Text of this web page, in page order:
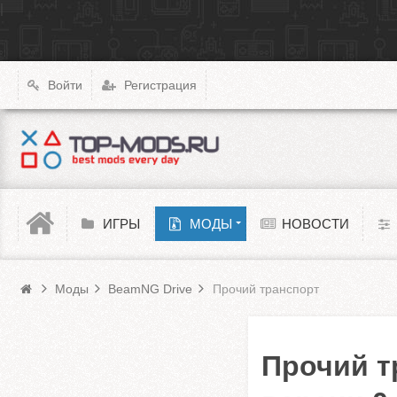
Войти Регистрация
Моды BeamNG Drive
ИГРЫ МОДЫ
XCOM: Chimera Squad
Cyberpunk 2077
Teardown
Melon Playground
Barotrauma НОВОСТИ
Моды BeamNG Drive Прочий транспорт
Прочий